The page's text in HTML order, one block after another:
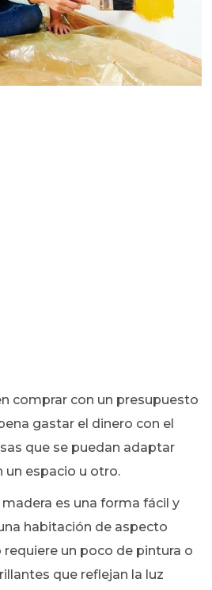
comprar con un presupuesto
gastar el dinero con el
que se puedan adaptar
un espacio u otro.
es una forma fácil y
habitación de aspecto
un poco de pintura o
que reflejan la luz